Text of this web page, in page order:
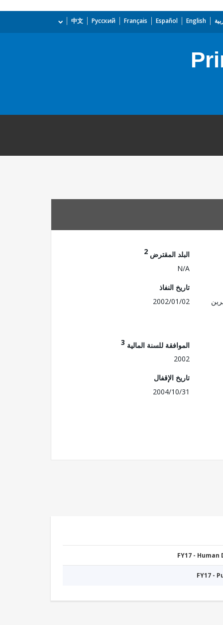
English
Español
Français
Русский
中文
البلد المقترض 2
N/A
تاريخ النفاذ
2002/01/02
الموافقة للسنة المالية 3
2002
تاريخ الإقفال
2004/10/31
FY17 -
FY17 -